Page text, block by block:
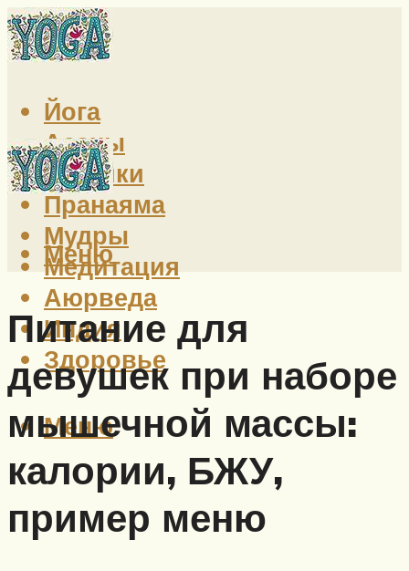
Йога
Асаны
Техники
Пранаяма
Мудры
Медитация
Аюрведа
Индия
Здоровье
Меню
Меню
Питание для
девушек при наборе
мышечной массы:
калории, БЖУ,
пример меню